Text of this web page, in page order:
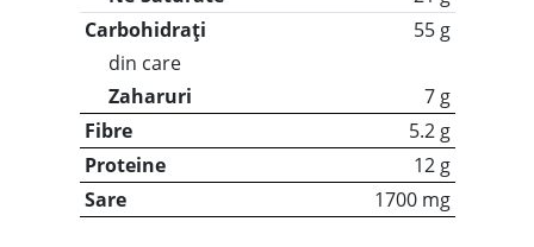
Carbohidrați
55 g
din care
Zaharuri
7 g
Fibre
5.2 g
Proteine
12 g
Sare
1700 mg